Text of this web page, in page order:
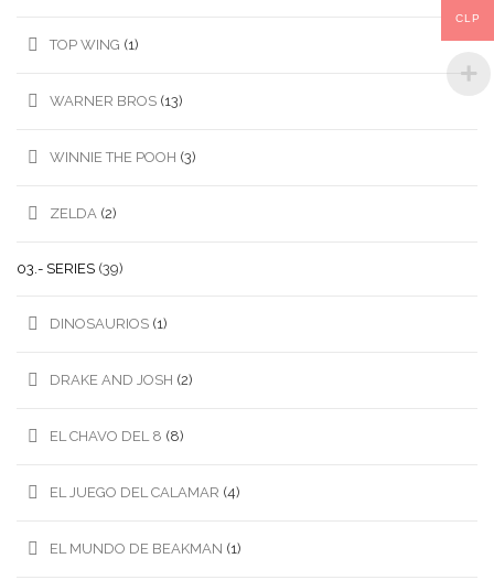
TOP WING (1)
WARNER BROS (13)
WINNIE THE POOH (3)
ZELDA (2)
03.- SERIES (39)
DINOSAURIOS (1)
DRAKE AND JOSH (2)
EL CHAVO DEL 8 (8)
EL JUEGO DEL CALAMAR (4)
EL MUNDO DE BEAKMAN (1)
CLP